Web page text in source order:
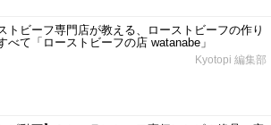
トビーフ専門店が教える、ローストビーフの作り
べて「ローストビーフの店 watanabe」
Kyotopi 編集部